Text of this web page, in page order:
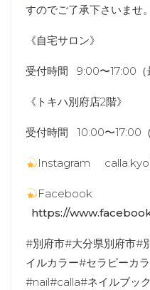
すのでご了承下さいませ。
《自宅サロン》
受付時間 9:00〜17:00（
《トキハ別府店2階》
受付時間 10:00〜17:00
Instagram
Facebook
https://
#別府市#大分県別府市#
イルカラー#セラピーカ
#nail#calla#ネイルブック